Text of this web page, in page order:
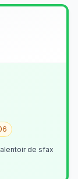
de sfax